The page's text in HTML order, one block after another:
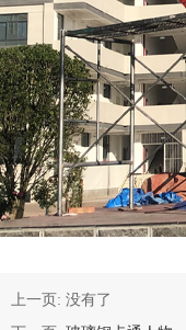
上一页: 没有了